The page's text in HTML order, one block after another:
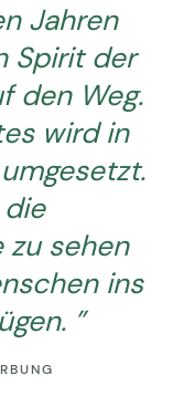
Jahren
Spirit der
den Weg.
wird in
zu sehen
ins
”